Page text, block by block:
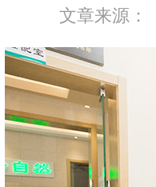
文章来源：